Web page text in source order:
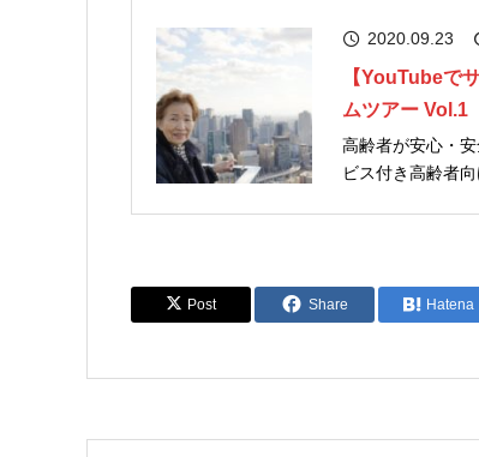
2020.09.23
【YouTubeで
ムツアー Vol.1
高齢者が安心・
ビス付き高齢者
Post Share Hatena